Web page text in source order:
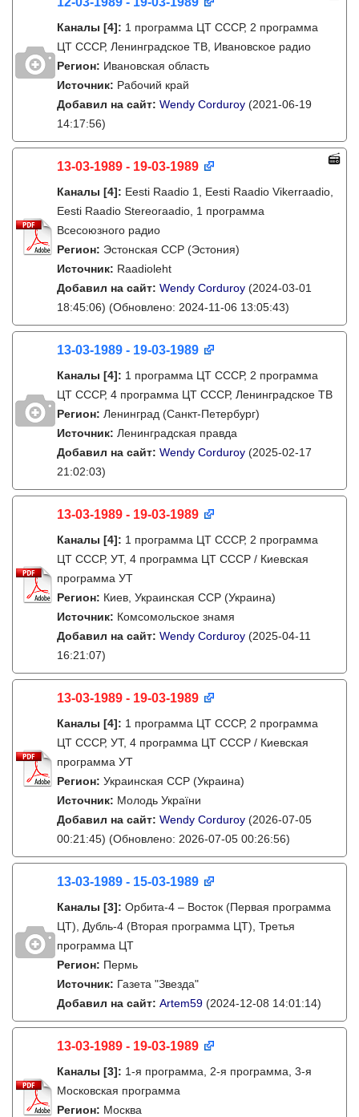
Каналы [4]: 1 программа ЦТ СССР, 2 программа
ЦТ СССР, Ленинградское ТВ, Ивановское радио
Регион: Ивановская область
Источник: Рабочий край
Добавил на сайт: Wendy Corduroy (2021-06-19
14:17:56)
13-03-1989 - 19-03-1989
Каналы [4]: Eesti Raadio 1, Eesti Raadio Vikerraadio,
Eesti Raadio Stereoraadio, 1 программа
Всесоюзного радио
Регион: Эстонская ССР (Эстония)
Источник: Raadioleht
Добавил на сайт: Wendy Corduroy (2024-03-01
18:45:06) (Обновлено: 2024-11-06 13:05:43)
13-03-1989 - 19-03-1989
Каналы [4]: 1 программа ЦТ СССР, 2 программа
ЦТ СССР, 4 программа ЦТ СССР, Ленинградское ТВ
Регион: Ленинград (Санкт-Петербург)
Источник: Ленинградская правда
Добавил на сайт: Wendy Corduroy (2025-02-17
21:02:03)
13-03-1989 - 19-03-1989
Каналы [4]: 1 программа ЦТ СССР, 2 программа
ЦТ СССР, УТ, 4 программа ЦТ СССР / Киевская
программа УТ
Регион: Киев, Украинская ССР (Украина)
Источник: Комсомольское знамя
Добавил на сайт: Wendy Corduroy (2025-04-11
16:21:07)
13-03-1989 - 19-03-1989
Каналы [4]: 1 программа ЦТ СССР, 2 программа
ЦТ СССР, УТ, 4 программа ЦТ СССР / Киевская
программа УТ
Регион: Украинская ССР (Украина)
Источник: Молодь України
Добавил на сайт: Wendy Corduroy (2026-07-05
00:21:45) (Обновлено: 2026-07-05 00:26:56)
13-03-1989 - 15-03-1989
Каналы [3]: Орбита-4 – Восток (Первая программа
ЦТ), Дубль-4 (Вторая программа ЦТ), Третья
программа ЦТ
Регион: Пермь
Источник: Газета "Звезда"
Добавил на сайт: Artem59 (2024-12-08 14:01:14)
13-03-1989 - 19-03-1989
Каналы [3]: 1-я программа, 2-я программа, 3-я
Московская программа
Регион: Москва